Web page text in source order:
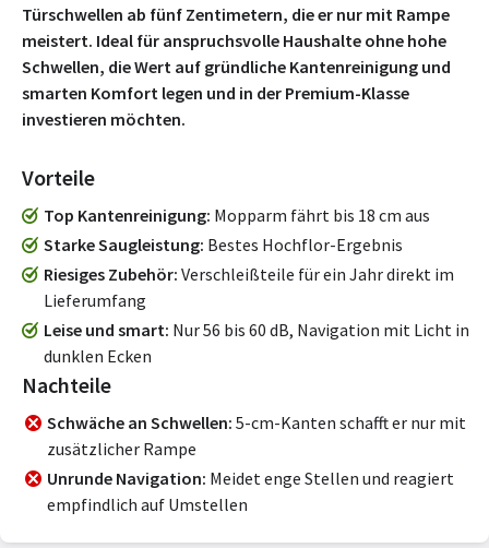
Türschwellen ab fünf Zentimetern, die er nur mit Rampe
meistert. Ideal für anspruchsvolle Haushalte ohne hohe
Schwellen, die Wert auf gründliche Kantenreinigung und
smarten Komfort legen und in der Premium-Klasse
investieren möchten.
Vorteile
Top Kantenreinigung Mopparm fährt bis 18 cm aus
Starke Saugleistung Bestes Hochflor-Ergebnis
Riesiges Zubehör Verschleißteile für ein Jahr direkt im
Lieferumfang
Leise und smart Nur 56 bis 60 dB, Navigation mit Licht in
dunklen Ecken
Nachteile
Schwäche an Schwellen 5-cm-Kanten schafft er nur mit
zusätzlicher Rampe
Unrunde Navigation Meidet enge Stellen und reagiert
empfindlich auf Umstellen